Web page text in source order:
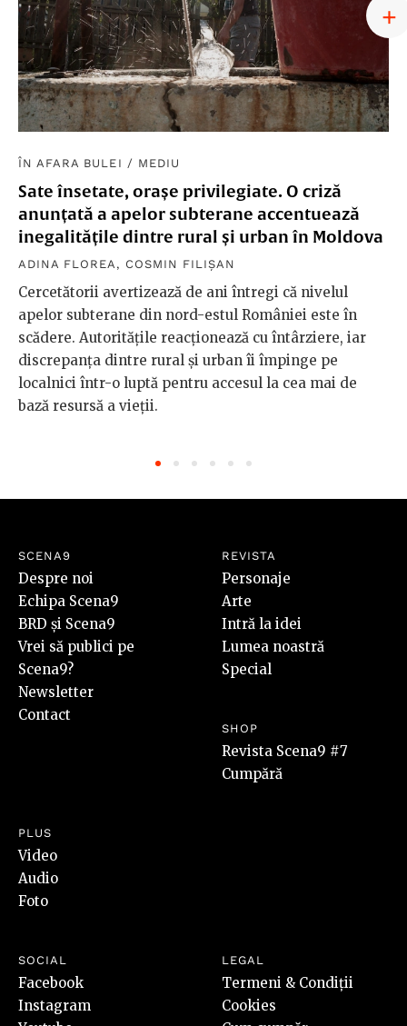
ÎN AFARA BULEI / MEDIU
Sate însetate, orașe privilegiate. O criză
anunțată a apelor subterane accentuează
inegalitățile dintre rural și urban în Moldova
ADINA FLOREA , COSMIN FILIȘAN
Cercetătorii avertizează de ani întregi că nivelul
apelor subterane din nord-estul României este în
scădere. Autoritățile reacționează cu întârziere, iar
discrepanța dintre rural și urban îi împinge pe
localnici într-o luptă pentru accesul la cea mai de
bază resursă a vieții.
SCENA9
Despre noi
Echipa Scena9
BRD și Scena9
Vrei să publici pe
Scena9?
Newsletter
Contact
REVISTA
Personaje
Arte
Intră la idei
Lumea noastră
Special
SHOP
Revista Scena9 #7
Cumpără
PLUS
Video
Audio
Foto
SOCIAL
Facebook
Instagram
LEGAL
Termeni & Condiții
Cookies